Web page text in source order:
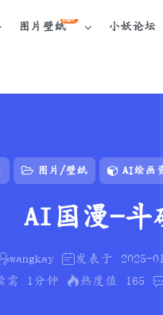
图片/壁纸 AI绘画
AI国漫-斗
wangkay 发表于 2025-
需 1分钟 热度值 165
图片壁纸
NEW
小妖论坛